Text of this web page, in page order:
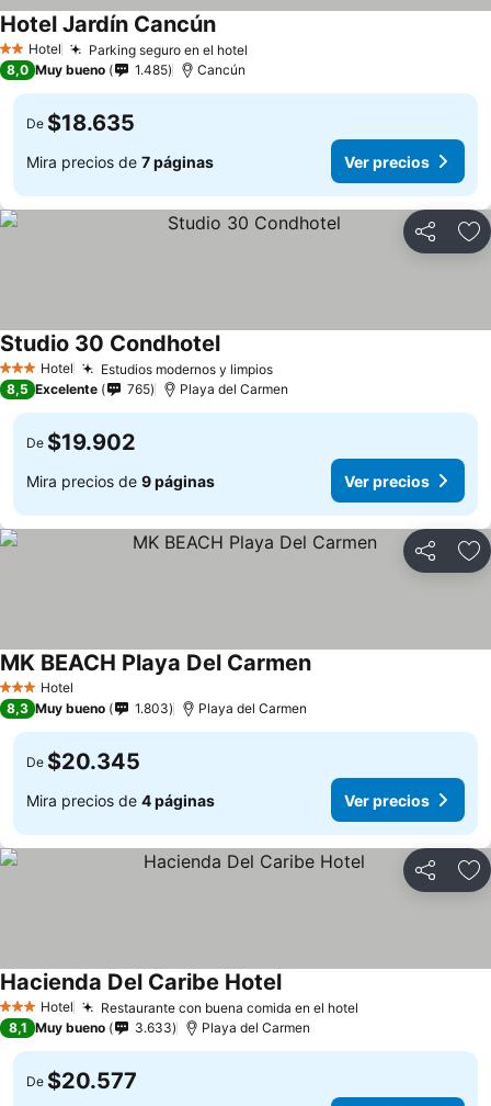
2 Estrellas
Hotel Parking seguro en el hotel
Hotel Jardín Cancún
8,0 Muy bueno 1.485 Cancún
De $18.635
Mira precios de 7 páginas Ver precios
Compartir
3 Estrellas
Hotel Estudios modernos y limpios
Studio 30 Condhotel
8,5 Excelente 765 Playa del Carmen
De $19.902
Mira precios de 9 páginas Ver precios
Compartir
3 Estrellas
Hotel
MK BEACH Playa Del Carmen
8,3 Muy bueno 1.803 Playa del Carmen
De $20.345
Mira precios de 4 páginas Ver precios
Compartir
3 Estrellas
Hotel Restaurante con buena comida en el hotel
Hacienda Del Caribe Hotel
8,1 Muy bueno 3.633 Playa del Carmen
De $20.577